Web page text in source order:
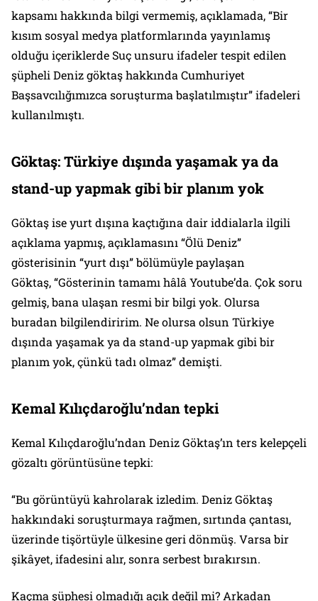
kapsamı hakkında bilgi vermemiş, açıklamada, “Bir
kısım sosyal medya platformlarında yayınlamış
olduğu içeriklerde Suç unsuru ifadeler tespit edilen
şüpheli Deniz göktaş hakkında Cumhuriyet
Başsavcılığımızca soruşturma başlatılmıştır” ifadeleri
kullanılmıştı.
Göktaş: Türkiye dışında yaşamak ya da
stand-up yapmak gibi bir planım yok
Göktaş ise yurt dışına kaçtığına dair iddialarla ilgili
açıklama yapmış, açıklamasını “Ölü Deniz”
gösterisinin “yurt dışı” bölümüyle paylaşan
Göktaş, “Gösterinin tamamı hâlâ Youtube’da. Çok soru
gelmiş, bana ulaşan resmi bir bilgi yok. Olursa
buradan bilgilendiririm. Ne olursa olsun Türkiye
dışında yaşamak ya da stand-up yapmak gibi bir
planım yok, çünkü tadı olmaz” demişti.
Kemal Kılıçdaroğlu’ndan tepki
Kemal Kılıçdaroğlu’ndan Deniz Göktaş’ın ters kelepçeli
gözaltı görüntüsüne tepki:
“Bu görüntüyü kahrolarak izledim. Deniz Göktaş
hakkındaki soruşturmaya rağmen, sırtında çantası,
üzerinde tişörtüyle ülkesine geri dönmüş. Varsa bir
şikâyet, ifadesini alır, sonra serbest bırakırsın.
Kaçma şüphesi olmadığı açık değil mi? Arkadan